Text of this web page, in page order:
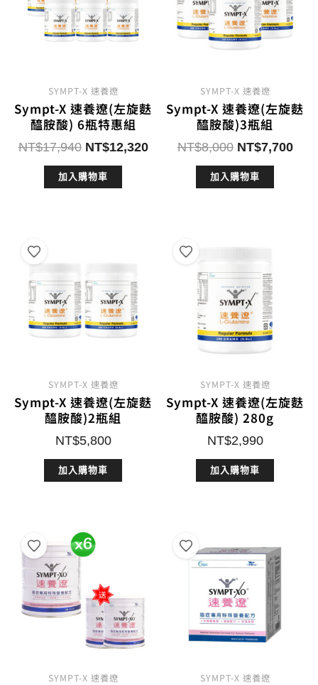
SYMPT-X 速養遼
Sympt-X 速養遼(左旋麩
醯胺酸) 6瓶特惠組
NT$17,940 原
始
價
NT$12,320目
加入購物車
SYMPT-X 速養遼
Sympt-X 速養遼(左旋麩
醯胺酸)3瓶組
NT$8,000 原
始
價
NT$7,700目
加入購物車
SYMPT-X 速養遼
Sympt-X 速養遼(左旋麩
醯胺酸)2瓶組
NT$5,800
加入購物車
SYMPT-X 速養遼
Sympt-X 速養遼(左旋麩
醯胺酸) 280g
NT$2,990
加入購物車
SYMPT-X 速養遼 SYMPT-X 速養遼